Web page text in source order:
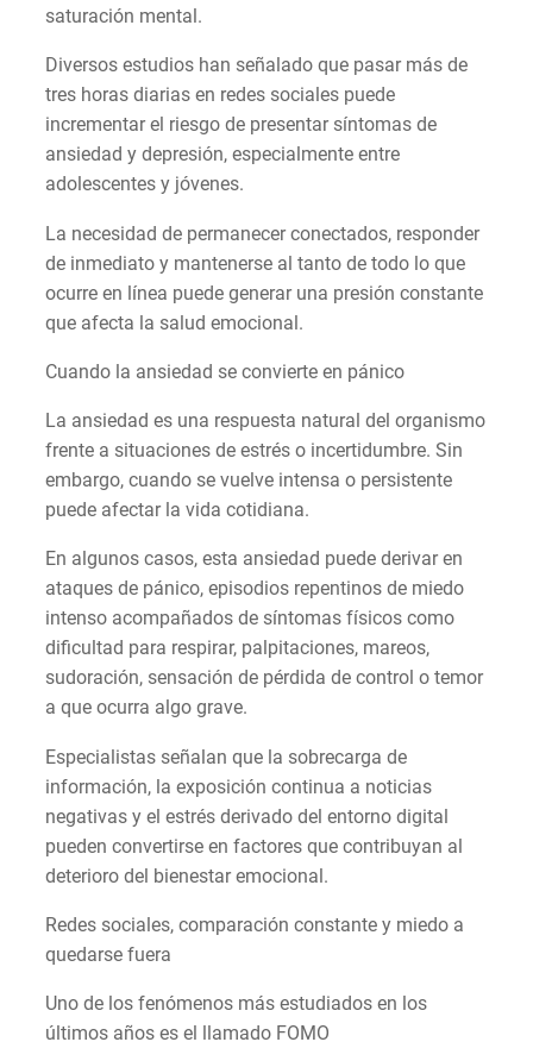
saturación mental.
Diversos estudios han señalado que pasar más de
tres horas diarias en redes sociales puede
incrementar el riesgo de presentar síntomas de
ansiedad y depresión, especialmente entre
adolescentes y jóvenes.
La necesidad de permanecer conectados, responder
de inmediato y mantenerse al tanto de todo lo que
ocurre en línea puede generar una presión constante
que afecta la salud emocional.
Cuando la ansiedad se convierte en pánico
La ansiedad es una respuesta natural del organismo
frente a situaciones de estrés o incertidumbre. Sin
embargo, cuando se vuelve intensa o persistente
puede afectar la vida cotidiana.
En algunos casos, esta ansiedad puede derivar en
ataques de pánico, episodios repentinos de miedo
intenso acompañados de síntomas físicos como
dificultad para respirar, palpitaciones, mareos,
sudoración, sensación de pérdida de control o temor
a que ocurra algo grave.
Especialistas señalan que la sobrecarga de
información, la exposición continua a noticias
negativas y el estrés derivado del entorno digital
pueden convertirse en factores que contribuyan al
deterioro del bienestar emocional.
Redes sociales, comparación constante y miedo a
quedarse fuera
Uno de los fenómenos más estudiados en los
últimos años es el llamado FOMO